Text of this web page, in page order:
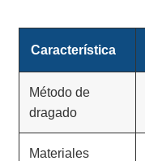
Característica
Método de
dragado
Materiales